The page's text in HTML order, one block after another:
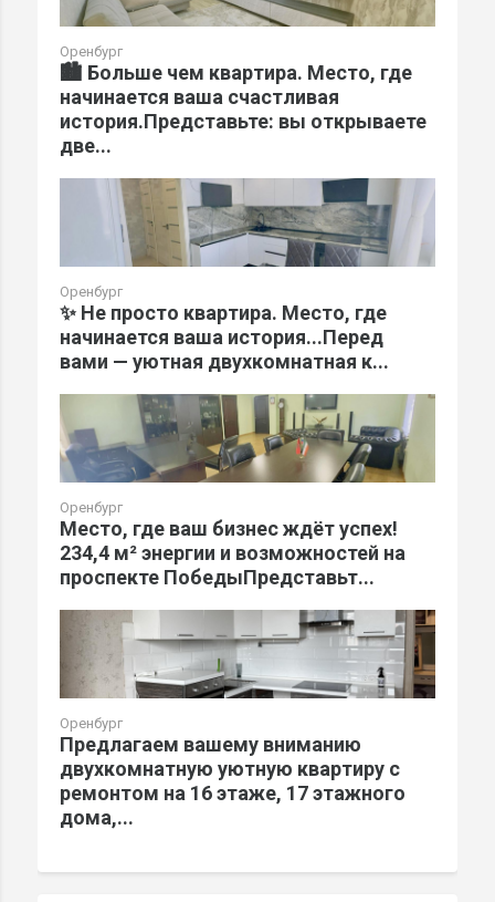
Оренбург
🏙️ Больше чем квартира. Место, где
начинается ваша счастливая
история.Представьте: вы открываете
две...
Оренбург
✨ Не просто квартира. Место, где
начинается ваша история...Перед
вами — уютная двухкомнатная к...
Оренбург
Место, где ваш бизнес ждёт успех!
234,4 м² энергии и возможностей на
проспекте ПобедыПредставьт...
Оренбург
Предлагаем вашему вниманию
двухкомнатную уютную квартиру с
ремонтом на 16 этаже, 17 этажного
дома,...